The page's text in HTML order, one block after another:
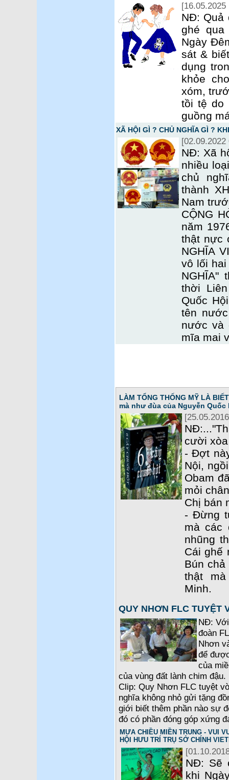
[16.05.2025
NĐ: Quả
ghé qua
Ngày
sát &
dụng
khỏe
xóm,
tồi tệ do
guồng
XÃ HỘI GÌ ? CHỦ NGHĨA GÌ ?
[02.09.2022
NĐ: Xã
nhiều
chủ
thành
Nam
CỘNG
năm
thật nực
NGHĨA
vô lối
NGHĨA"
thời
Quốc
tên
nước và
mĩa mai
LÀM TỔNG THỐNG MỸ LÀ
mà như đùa của Nguyễn Quốc
cười
- Đợt
Nội,
Obam
mỏi
Chị bán
- Đừng
mà các
nhũng
Cái ghế
Bún
thật
Minh.
QUY NHƠN FLC TUYỆT
NĐ:
đoàn
Nhơn
để
của
của vùng đất lành chim
Clip: Quy Nhơn FLC tuyệt
nghĩa không nhỏ gửi tặng
giới biết thêm phần nào sự
đó có phần đóng góp xứng
MƯA CHIỀU MIỀN TRUNG - VUI
HỘI HƯU TRÍ TRỤ SỞ CHÍNH
NĐ: Sẽ
khi